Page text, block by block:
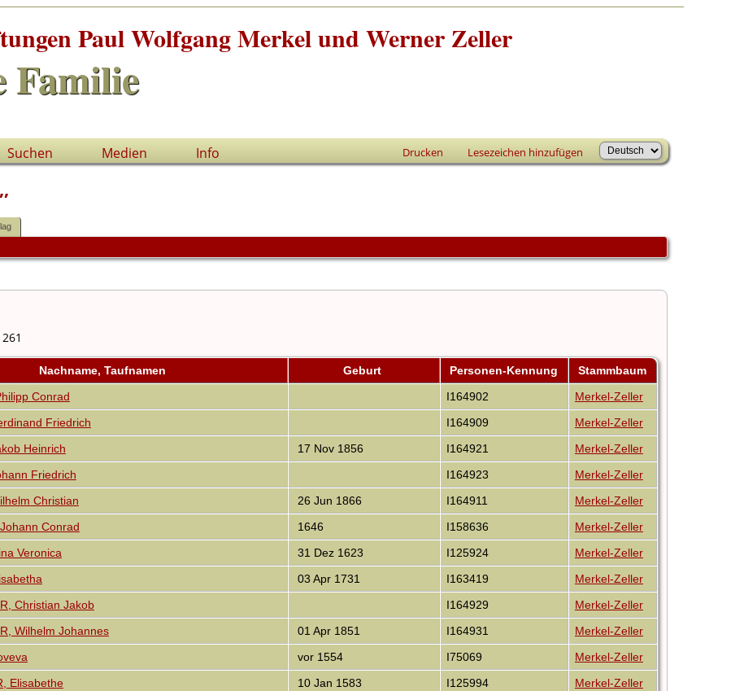
Paul Wolfgang Merkel und Werner Zeller
Familie
Suchen Medien Info Drucken Lesezeichen hinzufügen
Nachname, Taufnamen Geburt Personen-Kennung
Stammbaum
Conrad I164902
Merkel-Zeller
Friedrich I164909
Merkel-Zeller
Heinrich 17 Nov 1856 I164921
Merkel-Zeller
Friedrich I164923
Merkel-Zeller
Christian 26 Jun 1866 I164911
Merkel-Zeller
Conrad 1646 I158636
Merkel-Zeller
Veronica 31 Dez 1623 I125924
Merkel-Zeller
03 Apr 1731 I163419
Merkel-Zeller
Christian Jakob I164929
Merkel-Zeller
Wilhelm Johannes 01 Apr 1851 I164931
Merkel-Zeller
vor 1554 I75069
Merkel-Zeller
Elisabethe 10 Jan 1583 I125994
Merkel-Zeller